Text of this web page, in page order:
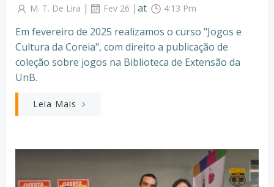
M. T. De Lira | Fev 26 |at 4:13 Pm
Em fevereiro de 2025 realizamos o curso "Jogos e
Cultura da Coreia", com direito a publicação de
coleção sobre jogos na Biblioteca de Extensão da
UnB.
Leia Mais